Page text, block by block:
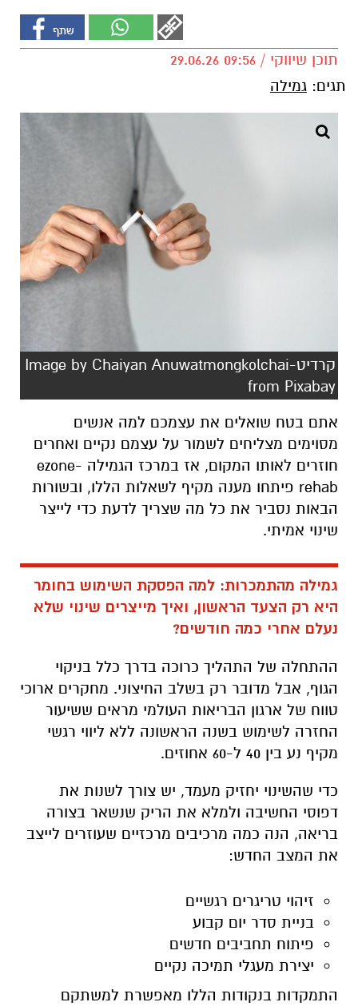
תוכן שיווקי / 09:56 29.06.26
תגים: גמילה
קרדיט-Image by Chaiyan Anuwatmongkolchai
from Pixabay
אתם בטח שואלים את עצמכם למה אנשים
מסוימים מצליחים לשמור על עצמם נקיים ואחרים
חוזרים לאותו המקום, אז במרכז הגמילה ezone-
rehab פיתחו מענה מקיף לשאלות הללו, ובשורות
הבאות נסביר את כל מה שצריך לדעת כדי לייצר
שינוי אמיתי.
גמילה מהתמכרות: למה הפסקת השימוש בחומר
היא רק הצעד הראשון, ואיך מייצרים שינוי שלא
נעלם אחרי כמה חודשים?
ההתחלה של התהליך כרוכה בדרך כלל בניקוי
הגוף, אבל מדובר רק בשלב החיצוני. מחקרים ארוכי
טווח של ארגון הבריאות העולמי מראים ששיעור
החזרה לשימוש בשנה הראשונה ללא ליווי רגשי
מקיף נע בין 40 ל-60 אחוזים.
כדי שהשינוי יחזיק מעמד, יש צורך לשנות את
דפוסי החשיבה ולמלא את הריק שנשאר בצורה
בריאה, הנה כמה מרכיבים מרכזיים שעוזרים לייצב
את המצב החדש:
זיהוי טריגרים רגשיים
בניית סדר יום קבוע
פיתוח תחביבים חדשים
יצירת מעגלי תמיכה נקיים
התמקדות בנקודות הללו מאפשרת למשתקם